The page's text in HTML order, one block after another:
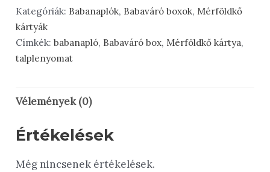
-
Mustard
yellow
mennyiség
Kategóriák: Babanaplók, Babaváró boxok, Mérföldkő
kártyák
Címkék:babanapló, Babaváró box, Mérföldkő kártya,
talplenyomat
Vélemények (0)
Értékelések
Még nincsenek értékelések.